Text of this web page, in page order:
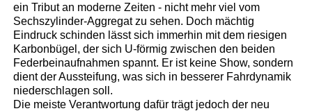
ein Tribut an moderne Zeiten - nicht mehr viel vom
Sechszylinder-Aggregat zu sehen. Doch mächtig
Eindruck schinden lässt sich immerhin mit dem riesigen
Karbonbügel, der sich U-förmig zwischen den beiden
Federbeinaufnahmen spannt. Er ist keine Show, sondern
dient der Aussteifung, was sich in besserer Fahrdynamik
niederschlagen soll.
Die meiste Verantwortung dafür trägt jedoch der neu